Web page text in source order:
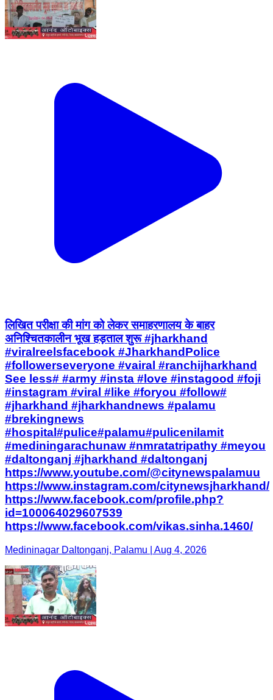
लिखित परीक्षा की मांग को लेकर समाहरणालय के बाहर
अनिश्चितकालीन भूख हड़ताल शुरू #jharkhand
#viralreelsfacebook #JharkhandPolice
#followerseveryone #vairal #ranchijharkhand
See less# #army #insta #love #instagood #foji
#instagram #viral #like #foryou #follow#
#jharkhand #jharkhandnews #palamu
#brekingnews
#hospital#pulice#palamu#pulicenilamit
#mediningarachunaw #nmratatripathy #meyou
#daltonganj #jharkhand #daltonganj
https://www.youtube.com/@citynewspalamuu
https://www.instagram.com/citynewsjharkhand/
https://www.facebook.com/profile.php?
id=100064029607539
https://www.facebook.com/vikas.sinha.1460/
Medininagar Daltonganj, Palamu | Aug 4, 2026